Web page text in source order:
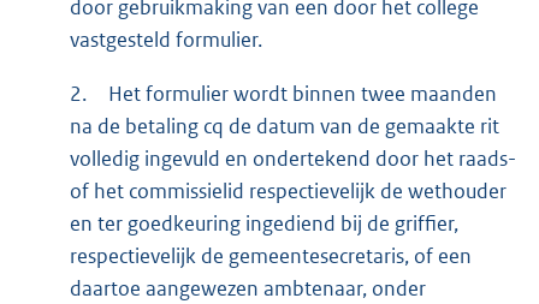
door gebruikmaking van een door het college
vastgesteld formulier.
2.
Het formulier wordt binnen twee maanden
na de betaling cq de datum van de gemaakte rit
volledig ingevuld en ondertekend door het raads-
of het commissielid respectievelijk de wethouder
en ter goedkeuring ingediend bij de griffier,
respectievelijk de gemeentesecretaris, of een
daartoe aangewezen ambtenaar, onder